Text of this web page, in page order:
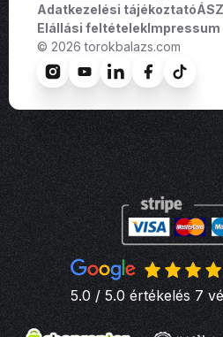
Adatkezelési tájékoztató
Elállási feltételekImpressum
© 2026 torokbalazs.com
5.0 / 5.0 értékelés 7